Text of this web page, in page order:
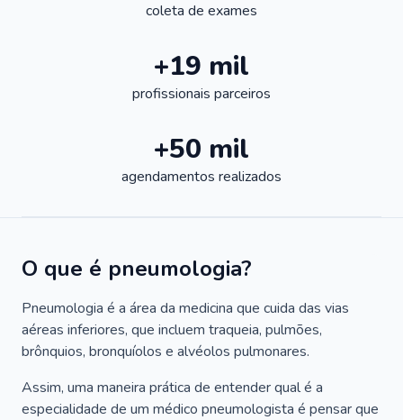
coleta de exames
+19 mil
profissionais parceiros
+50 mil
agendamentos realizados
O que é pneumologia?
Pneumologia é a área da medicina que cuida das vias
aéreas inferiores, que incluem traqueia, pulmões,
brônquios, bronquíolos e alvéolos pulmonares.
Assim, uma maneira prática de entender qual é a
especialidade de um médico pneumologista é pensar que